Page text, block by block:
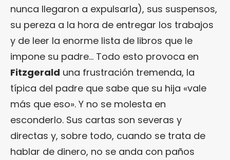
nunca llegaron a expulsarla), sus suspensos,
su pereza a la hora de entregar los trabajos
y de leer la enorme lista de libros que le
impone su padre… Todo esto provoca en
Fitzgerald una frustración tremenda, la
típica del padre que sabe que su hija «vale
más que eso». Y no se molesta en
esconderlo. Sus cartas son severas y
directas y, sobre todo, cuando se trata de
hablar de dinero, no se anda con paños